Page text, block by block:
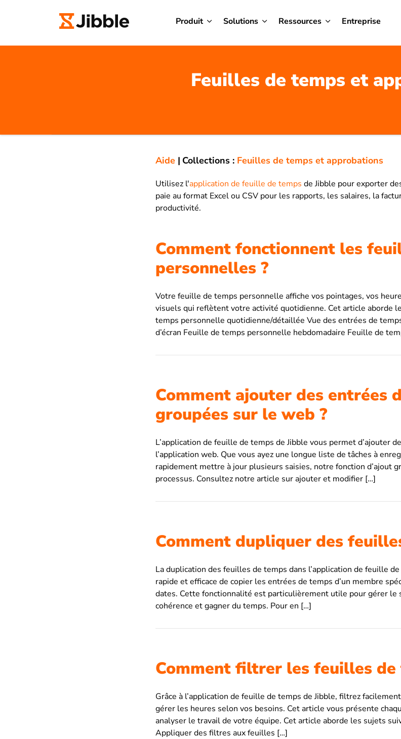
Produit Solutions Ressources Entreprise
Feuilles de temps et
Aide | Collections : Feuilles de temps et approbations
Utilisez l'application de feuille de temps de Jibble pour exporter
paie au format Excel ou CSV pour les rapports, les salaires, la
productivité.
Comment fonctionnent les
personnelles ?
Votre feuille de temps personnelle affiche vos pointages, vos
visuels qui reflètent votre activité quotidienne. Cet article aborde
temps personnelle quotidienne/détaillée Vue des entrées de
d’écran Feuille de temps personnelle hebdomadaire Feuille de
Comment ajouter des entrées
groupées sur le web ?
L’application de feuille de temps de Jibble vous permet d’ajouter
l’application web. Que vous ayez une longue liste de tâches à
rapidement mettre à jour plusieurs saisies, notre fonction d’ajout
processus. Consultez notre article sur ajouter et modifier […]
Comment dupliquer des
La duplication des feuilles de temps dans l’application de feuille
rapide et efficace de copier les entrées de temps d’un membre
dates. Cette fonctionnalité est particulièrement utile pour gérer
cohérence et gagner du temps. Pour en […]
Comment filtrer les feuilles de
Grâce à l’application de feuille de temps de Jibble, filtrez
gérer les heures selon vos besoins. Cet article vous présente
analyser le travail de votre équipe. Cet article aborde les sujets
Appliquer des filtres aux feuilles […]